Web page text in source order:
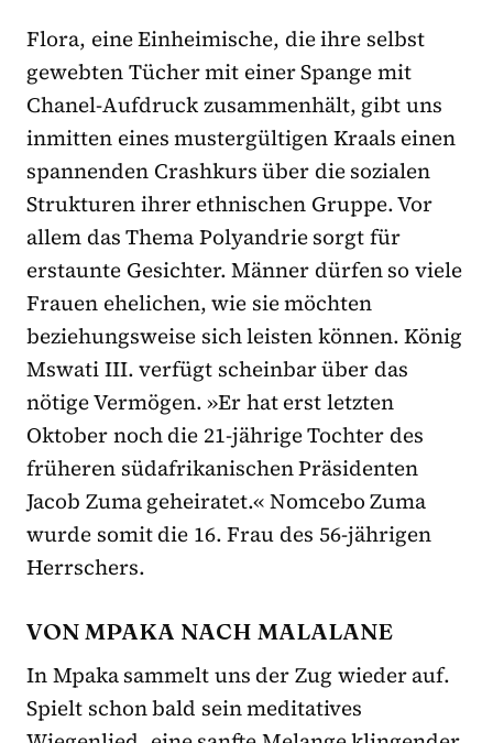
Flora, eine Einheimische, die ihre selbst
gewebten Tücher mit einer Spange mit
Chanel-Aufdruck zusammenhält, gibt uns
inmitten eines mustergültigen Kraals einen
spannenden Crashkurs über die sozialen
Strukturen ihrer ethnischen Gruppe. Vor
allem das Thema Polyandrie sorgt für
erstaunte Gesichter. Männer dürfen so viele
Frauen ehelichen, wie sie möchten
beziehungsweise sich leisten können. König
Mswati III. verfügt scheinbar über das
nötige Vermögen. »Er hat erst letzten
Oktober noch die 21-jährige Tochter des
früheren südafrikanischen Präsidenten
Jacob Zuma geheiratet.« Nomcebo Zuma
wurde somit die 16. Frau des 56-jährigen
Herrschers.
VON MPAKA NACH MALALANE
In Mpaka sammelt uns der Zug wieder auf.
Spielt schon bald sein meditatives